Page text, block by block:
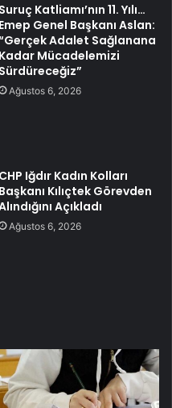
Suruç Katliamı’nın 11. Yılı…
Emep Genel Başkanı Aslan:
Adalet Sağlanana
Kadar Mücadelemizi
Sürdüreceğiz”
Ağustos 6, 2026
CHP Iğdır Kadın Kolları
Başkanı Kılıçtek Görevden
Açıkladı
Ağustos 6, 2026